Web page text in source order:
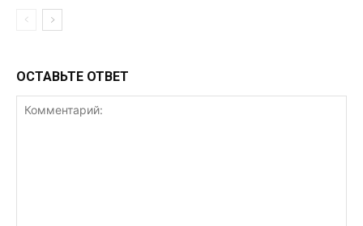
ОСТАВЬТЕ ОТВЕТ